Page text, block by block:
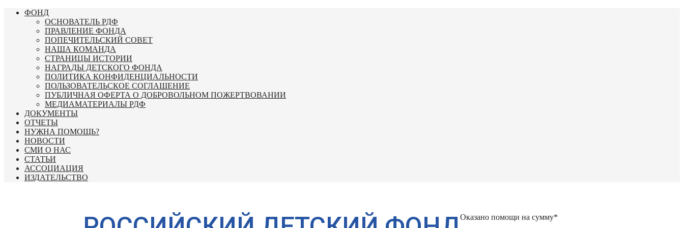
Перейти
содержимому
ФОНД
ОСНОВАТЕЛЬ РДФ
ПРАВЛЕНИЕ ФОНДА
ПОПЕЧИТЕЛЬСКИЙ СОВЕТ
НАША КОМАНДА
СТРАНИЦЫ ИСТОРИИ
НАГРАДЫ ДЕТСКОГО ФОНДА
ПОЛИТИКА КОНФИДЕНЦИАЛЬНОСТИ
ПОЛЬЗОВАТЕЛЬСКОЕ СОГЛАШЕНИЕ
ПУБЛИЧНАЯ ОФЕРТА О ДОБРОВОЛЬНОМ ПОЖЕРТВОВАНИИ
МЕДИАМАТЕРИАЛЫ РДФ
ДОКУМЕНТЫ
ОТЧЕТЫ
НУЖНА ПОМОЩЬ?
НОВОСТИ
СМИ О НАС
СТАТЬИ
АССОЦИАЦИЯ
ИЗДАТЕЛЬСТВО
Оказано помощи на сумму*